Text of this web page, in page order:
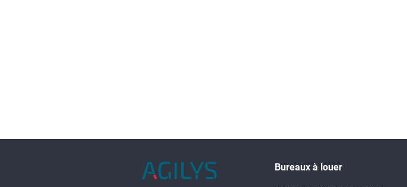
Bureaux à louer